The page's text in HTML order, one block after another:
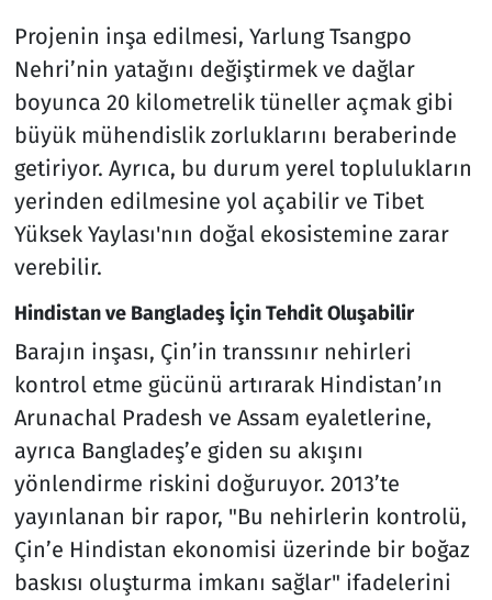
Projenin inşa edilmesi, Yarlung Tsangpo
Nehri’nin yatağını değiştirmek ve dağlar
boyunca 20 kilometrelik tüneller açmak gibi
büyük mühendislik zorluklarını beraberinde
getiriyor. Ayrıca, bu durum yerel toplulukların
yerinden edilmesine yol açabilir ve Tibet
Yüksek Yaylası'nın doğal ekosistemine zarar
verebilir.
Hindistan ve Bangladeş İçin Tehdit Oluşabilir
Barajın inşası, Çin’in transsınır nehirleri
kontrol etme gücünü artırarak Hindistan’ın
Arunachal Pradesh ve Assam eyaletlerine,
ayrıca Bangladeş’e giden su akışını
yönlendirme riskini doğuruyor. 2013’te
yayınlanan bir rapor, "Bu nehirlerin kontrolü,
Çin’e Hindistan ekonomisi üzerinde bir boğaz
baskısı oluşturma imkanı sağlar" ifadelerini